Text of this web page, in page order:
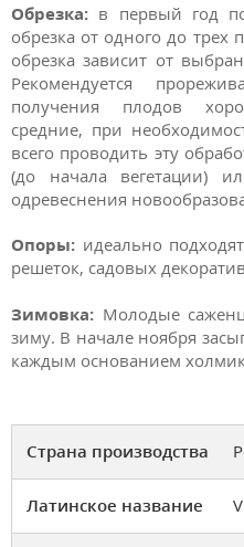
Обрезка: в первый год
обрезка от одного до
обрезка зависит от
Рекомендуется
получения плодов
средние, при
всего проводить эту
(до начала вегетации)
одревеснения
Опоры: идеально
решеток, садовых
Зимовка: Молодые
зиму. В начале ноября
каждым основанием
Страна производства
Латинское название